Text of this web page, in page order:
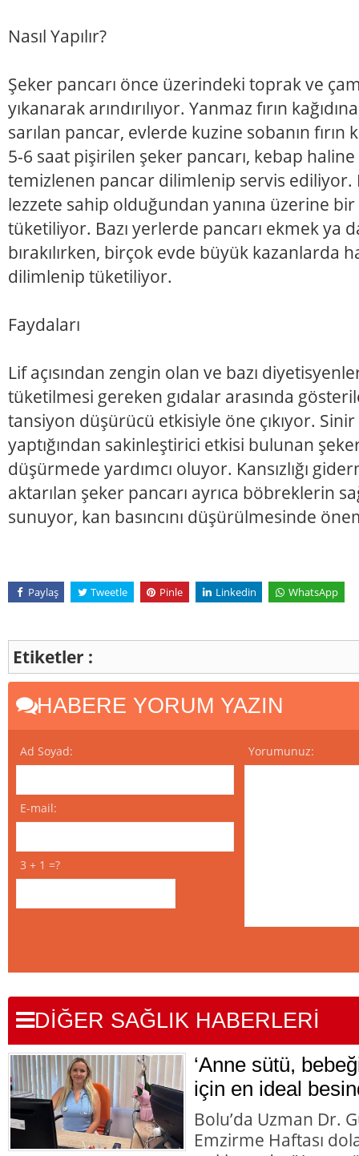
Nasıl Yapılır?
Şeker pancarı önce üzerindeki toprak ve
yıkanarak arındırılıyor. Yanmaz fırın
sarılan pancar, evlerde kuzine sobanın fırın
5-6 saat pişirilen şeker pancarı, kebap
temizlenen pancar dilimlenip servis ediliyor.
lezzete sahip olduğundan yanına üzerine
tüketiliyor. Bazı yerlerde pancarı ekmek ya
bırakılırken, birçok evde büyük kazanlarda
dilimlenip tüketiliyor.
Faydaları
Lif açısından zengin olan ve bazı
tüketilmesi gereken gıdalar arasında
tansiyon düşürücü etkisiyle öne çıkıyor.
yaptığından sakinleştirici etkisi bulunan
düşürmede yardımcı oluyor. Kansızlığı
aktarılan şeker pancarı ayrıca böbreklerin
sunuyor, kan basıncını düşürülmesinde
Paylaş Tweetle Pinle Linkedin WhatsApp
Etiketler :
HABERE YORUM YAZIN
Ad Soyad:
E-mail:
3 + 1 =?
Yorumunuz:
DİĞER SAĞLIK HABERLERİ
‘Anne sütü,
için en ideal
Bolu’da Uzman Dr.
Emzirme Haftası